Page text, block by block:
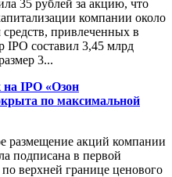
35 рублей за акцию, что
компании около
привлеченных в
составил 3,45 млрд
3...
на IPO «Озон
по максимальной
размещение акций компании
подписана в первой
верхней границе ценового